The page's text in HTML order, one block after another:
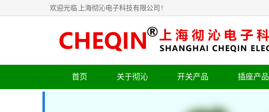
欢迎光临 上海彻沁电子科技有限公司 !
首页 关于彻沁 开关产品 插座产品